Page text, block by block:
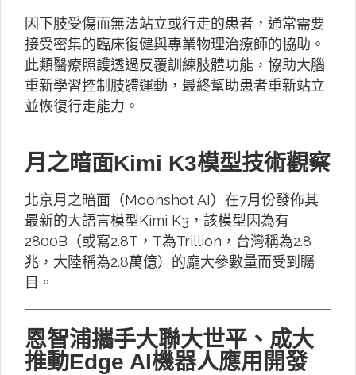
因下肢受傷而無法站立或行走的患者，通常需要
接受密集的臨床復健與專業物理治療師的協助。
此類醫療照護透過反覆訓練肢體功能，協助大腦
重新學習控制肢體運動，最終幫助患者重新站立
並恢復行走能力。
月之暗面Kimi K3模型技術觀察
北京月之暗面（Moonshot AI）在7月份發佈其
最新的大語言模型Kimi K3，該模型因為有
2800B（或寫2.8T，T為Trillion，台灣稱為2.8
兆，大陸稱為2.8萬億）的龐大參數量而受到矚
目。
恩智浦攜手大聯大世平、成大
推動Edge AI機器人應用開發